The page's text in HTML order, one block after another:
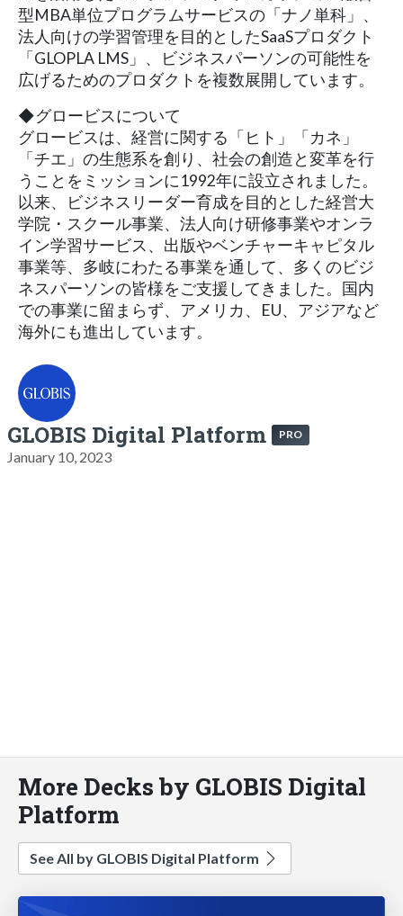
型MBA単位プログラムサービスの「ナノ単科」、
法人向けの学習管理を目的としたSaaSプロダクト
「GLOPLA LMS」、ビジネスパーソンの可能性を
広げるためのプロダクトを複数展開しています。
◆グロービスについて
グロービスは、経営に関する「ヒト」「カネ」
「チエ」の生態系を創り、社会の創造と変革を行
うことをミッションに1992年に設立されました。
以来、ビジネスリーダー育成を目的とした経営大
学院・スクール事業、法人向け研修事業やオンラ
イン学習サービス、出版やベンチャーキャピタル
事業等、多岐にわたる事業を通して、多くのビジ
ネスパーソンの皆様をご支援してきました。国内
での事業に留まらず、アメリカ、EU、アジアなど
海外にも進出しています。
GLOBIS Digital Platform PRO
January 10, 2023
More Decks by GLOBIS Digital
Platform
See All by GLOBIS Digital Platform